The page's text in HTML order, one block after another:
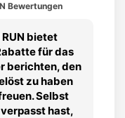
Bewertungen
bietet
für das
berichten, den
zu haben
Selbst
hast,